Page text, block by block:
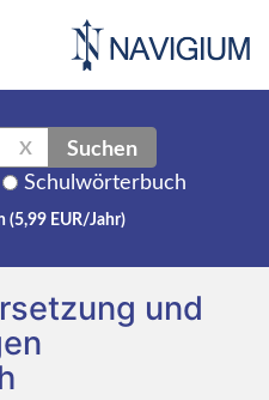
X Suchen
Schulwörterbuch
(5,99 EUR/Jahr)
und